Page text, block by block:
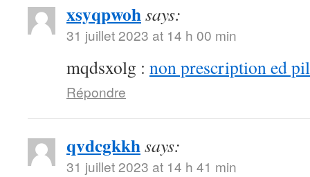
xsyqpwohsays:
31 juillet 2023 at 14 h 00 min
mqdsxolg : non prescription ed
Répondre
qvdcgkkhsays:
31 juillet 2023 at 14 h 41 min